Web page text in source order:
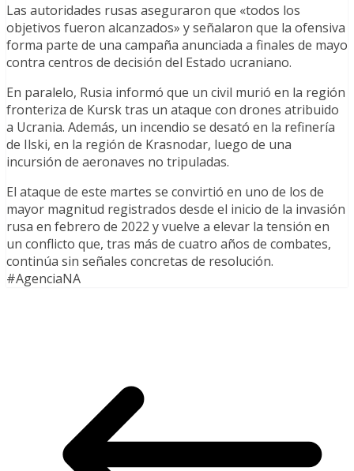
Las autoridades rusas aseguraron que «todos los
objetivos fueron alcanzados» y señalaron que la ofensiva
forma parte de una campaña anunciada a finales de mayo
contra centros de decisión del Estado ucraniano.
En paralelo, Rusia informó que un civil murió en la región
fronteriza de Kursk tras un ataque con drones atribuido
a Ucrania. Además, un incendio se desató en la refinería
de Ilski, en la región de Krasnodar, luego de una
incursión de aeronaves no tripuladas.
El ataque de este martes se convirtió en uno de los de
mayor magnitud registrados desde el inicio de la invasión
rusa en febrero de 2022 y vuelve a elevar la tensión en
un conflicto que, tras más de cuatro años de combates,
continúa sin señales concretas de resolución.
#AgenciaNA